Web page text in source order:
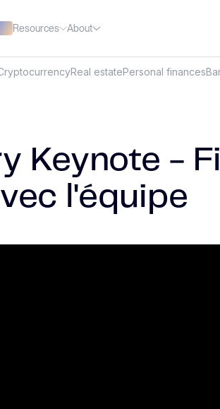
Resources About
Real estatePersonal finances
Keynote -
l'équipe